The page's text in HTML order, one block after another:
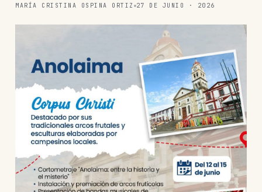
MARÍA CRISTINA OSPINA ORTIZ 27 DE JUNIO · 2026